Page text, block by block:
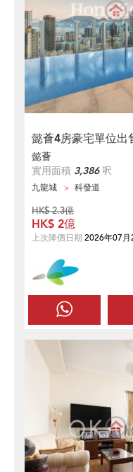
懿薈4房豪宅單位出
懿薈
實用面積 3,386呎
九龍城 科發道
HK$ 2.3億
HK$ 2億
上次降價日期 2026年07月